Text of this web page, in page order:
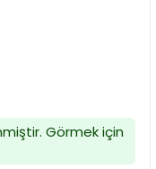
Görmek için